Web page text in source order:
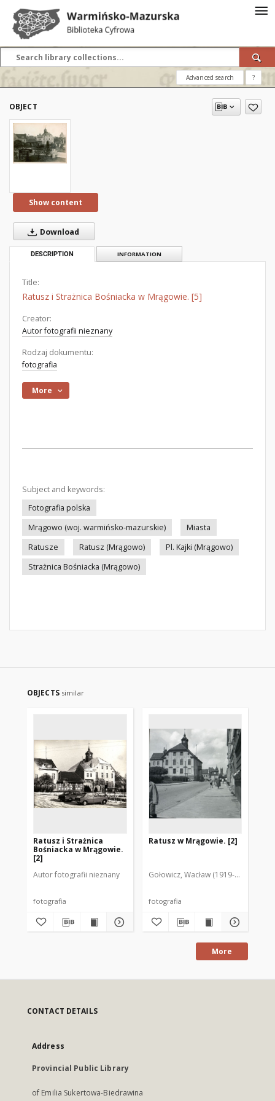
Advanced search ?
OBJECT
Show content
Download
DESCRIPTION INFORMATION
Title:
Ratusz i Strażnica Bośniacka w Mrągowie. [5]
Creator:
Autor fotografii nieznany
Rodzaj dokumentu:
fotografia
More
Subject and keywords:
Fotografia polska
Mrągowo (woj. warmińsko-mazurskie)
Miasta
Ratusze
Ratusz (Mrągowo)
Pl. Kajki (Mrągowo)
Strażnica Bośniacka (Mrągowo)
OBJECTS similar
Ratusz i Strażnica
Bośniacka w Mrągowie.
[2]
Autor fotografii nieznany
fotografia
Ratusz w Mrągowie. [2]
Gołowicz, Wacław (1919-1983). Fot.
fotografia
More
CONTACT DETAILS
Address
Provincial Public Library
of Emilia Sukertowa-Biedrawina